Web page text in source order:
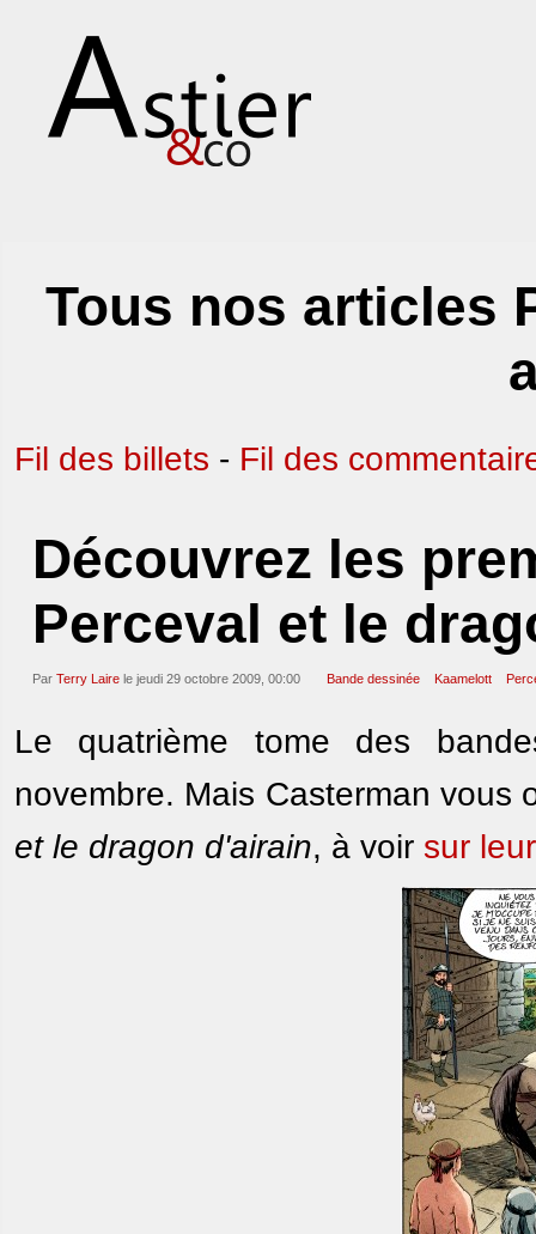
Tous nos articles
Fil des billets - Fil des
Découvrez les
Perceval et le
Par Terry Laire le jeudi 29 octobre 2009, 00:00 Bande dessinée Kaamelott
Le quatrième tome des
novembre. Mais Casterman
et le dragon d'airain, à voir sur